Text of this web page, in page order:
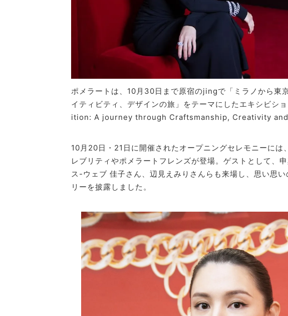
ポメラートは、10月30日まで原宿のjingで「ミラノから東
イティビティ、デザインの旅」をテーマにしたエキシビ
ition: A journey through Craftsmanship, Creativity and
10月20日・21日に開催されたオープニングセレモニーには
レブリティやポメラートフレンズが登場。ゲストとして、
ス-ウェブ 佳子さん、辺見えみりさんらも来場し、思い思
リーを披露しました。